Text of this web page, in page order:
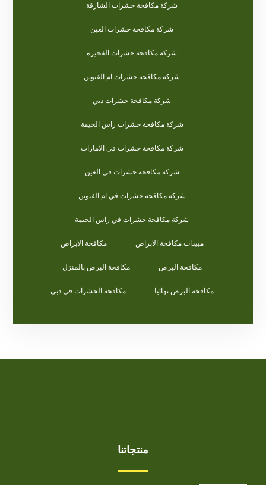
شركة مكافحة حشرات الشارقة
شركة مكافحة حشرات العين
شركة مكافحة حشرات الفجيرة
شركة مكافحة حشرات ام القيوين
شركة مكافحة حشرات دبي
شركة مكافحة حشرات راس الخيمة
شركة مكافحة حشرات في الامارات
شركة مكافحة حشرات في العين
شركة مكافحة حشرات في ام القيوين
شركة مكافحة حشرات في راس الخيمة
مبيدات مكافحة الابراص مكافحة الابراص
مكافحة البرص مكافحة البرص بالمنزل
مكافحة البرص نهائيا مكافحة الحشرات في دبي
منتجاتنا